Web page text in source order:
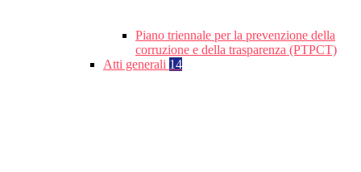
Piano triennale per la prevenzione della
corruzione e della trasparenza (PTPCT)
Atti generali 14